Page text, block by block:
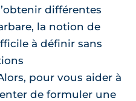
différentes
la notion de
à définir sans
pour vous aider à
de formuler une